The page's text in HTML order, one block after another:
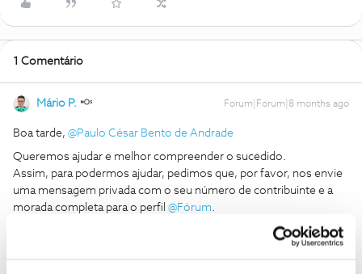
1 Comentário
Mário P. Forum|Forum|8 months ago
Boa tarde, ​ @Paulo César Bento de Andrade
Queremos ajudar e melhor compreender o sucedido.
Assim, para podermos ajudar, pedimos que, por favor, nos envie
uma mensagem privada com o seu número de contribuinte e a
morada completa para o perfil ​ @Fórum.